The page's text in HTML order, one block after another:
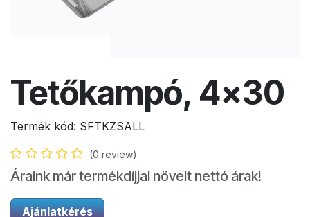
Tetőkampó, 4x30
Termék kód: SFTKZSALL
(0 review)
Áraink már termékdíjjal növelt nettó árak!
Ajánlatkérés